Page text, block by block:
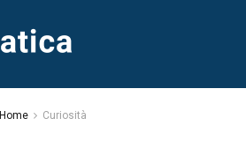
Home Curiosità